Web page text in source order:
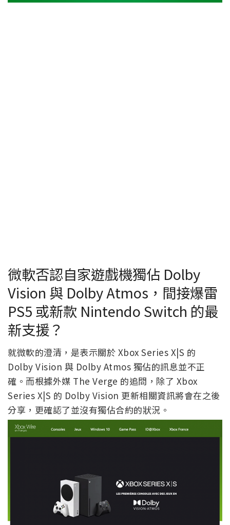
微軟否認自家遊戲機獨佔 Dolby
Vision 與 Dolby Atmos，間接爆雷
PS5 或新款 Nintendo Switch 的最
新支援？
就微軟的澄清，是表示關於 Xbox Series X|S 的
Dolby Vision 與 Dolby Atmos 獨佔的訊息並不正
確。而根據外媒 The Verge 的追問，除了 Xbox
Series X|S 的 Dolby Vision 更新相關資訊將會在之後
分享，更確認了並沒有獨佔合約的狀況。